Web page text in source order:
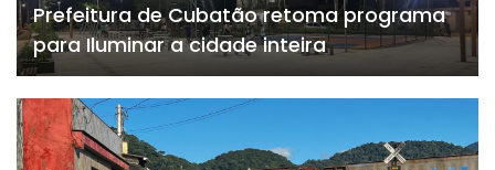
Prefeitura de Cubatão retoma programa
para Iluminar a cidade inteira